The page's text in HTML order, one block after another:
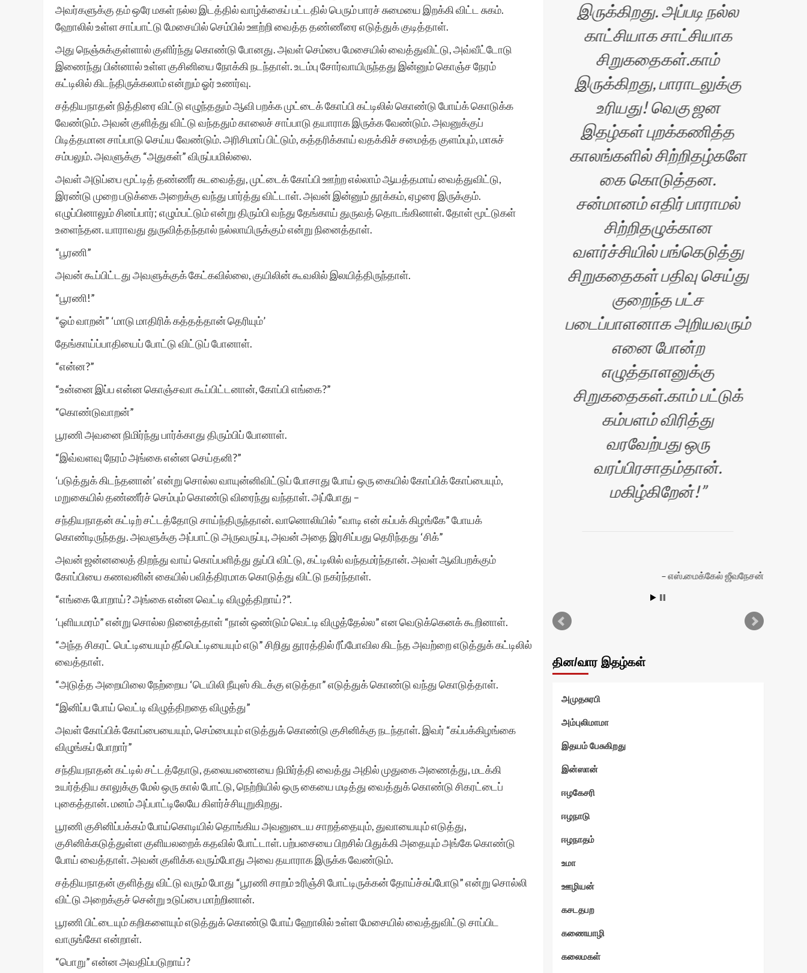
அவர்களுக்கு தம் ஒரே மகள் நல்ல இடத்தில் வாழ்க்கைப் பட்டதில் பெரும் பாரச் சுமையை இறக்கி விட்ட சுகம்.
ஹோலில் உள்ள சாப்பாட்டு மேசையில் செம்பில் ஊற்றி வைத்த தண்ணீரை எடுத்துக் குடித்தாள்.
அது நெஞ்சுக்குள்ளால் குளிர்ந்து கொண்டு போனது. அவள் செம்பை மேசையில் வைத்துவிட்டு, அவ்வீட்டோடு
இணைந்து பின்னால் உள்ள குசினியை நோக்கி நடந்தாள். உடம்பு சோர்வாயிருந்தது இன்னும் கொஞ்ச நேரம்
கட்டிலில் கிடந்திருக்கலாம் என்றும் ஓர் உணர்வு.
சத்தியநாதன் நித்திரை விட்டு எழுந்ததும் ஆவி பறக்க முட்டைக் கோப்பி கட்டிலில் கொண்டு போய்க் கொடுக்க
வேண்டும். அவன் குளித்து விட்டு வந்ததும் காலைச் சாப்பாடு தயாராக இருக்க வேண்டும். அவனுக்குப்
பிடித்தமான சாப்பாடு செய்ய வேண்டும். அரிசிமாப் பிட்டும், கத்தரிக்காய் வதக்கிச் சமைத்த குளம்பும், மாசுச்
சம்பலும். அவளுக்கு “அதுகள்” விருப்பமில்லை.
அவள் அடுப்பை மூட்டித் தண்ணீர் சுடவைத்து, முட்டைக் கோப்பி ஊற்ற எல்லாம் ஆயத்தமாய் வைத்துவிட்டு,
இரண்டு முறை படுக்கை அறைக்கு வந்து பார்த்து விட்டாள். அவன் இன்னும் தூக்கம், ஏழரை இருக்கும்.
எழுப்பினாலும் சினப்பார்; எழும்பட்டும் என்று திரும்பி வந்து தேங்காய் துருவத் தொடங்கினாள். தோள் மூட்டுகள்
உளைந்தன. யாராவது துருவித்தந்தால் நல்லாயிருக்கும் என்று நினைத்தாள்.
“பூரணி”
அவன் கூப்பிட்டது அவளுக்குக் கேட்கவில்லை, குயிலின் கூவலில் இலயித்திருந்தாள்.
“பூரணி!”
“ஓம் வாறன்” ‘மாடு மாதிரிக் கத்தத்தான் தெரியும்’
தேங்காய்ப்பாதியைப் போட்டு விட்டுப் போனாள்.
“என்ன?”
“உன்னை இப்ப என்ன கொஞ்சவா கூப்பிட்டனான், கோப்பி எங்கை?”
“கொண்டுவாறன்”
பூரணி அவனை நிமிர்ந்து பார்க்காது திரும்பிப் போனாள்.
“இவ்வளவு நேரம் அங்கை என்ன செய்தனி?”
‘படுத்துக் கிடந்தனான்’ என்று சொல்ல வாயுன்னிவிட்டுப் போசாது போய் ஒரு கையில் கோப்பிக் கோப்பையும்,
மறுகையில் தண்ணீர்ச் செம்பும் கொண்டு விரைந்து வந்தாள். அப்போது –
சந்தியநாதன் கட்டிற் சட்டத்தோடு சாய்ந்திருந்தான். வானொலியில் “வாடி என் கப்பக் கிழங்கே” போயக்
கொண்டிருந்தது. அவளுக்கு அப்பாட்டு அருவருப்பு, அவன் அதை இரசிப்பது தெரிந்தது ‘சிக்”
அவன் ஜன்னலைத் திறந்து வாய் கொப்பளித்து துப்பி விட்டு, கட்டிலில் வந்தமர்ந்தான். அவள் ஆவிபறக்கும்
கோப்பியை கணவனின் கையில் பவித்திரமாக கொடுத்து விட்டு நகர்ந்தாள்.
“எங்கை போறாய்? அங்கை என்ன வெட்டி விழுத்திறாய்?”.
‘புளியமரம்” என்று சொல்ல நினைத்தாள் “நான் ஒண்டும் வெட்டி விழுத்தேல்ல” என வெடுக்கெனக் கூறினாள்.
“அந்த சிகரட் பெட்டியையும் தீப்பெட்டியையும் எடு” சிறிது தூரத்தில் ரீப்போவில கிடந்த அவற்றை எடுத்துக் கட்டிலில்
வைத்தாள்.
“அடுத்த அறையிலை நேற்றைய ‘டெயிலி நீயுஸ் கிடக்கு எடுத்தா” எடுத்துக் கொண்டு வந்து கொடுத்தாள்.
“இனிப்ப போய் வெட்டி விழுத்திறதை விழுத்து”
அவள் கோப்பிக் கோப்பையையும், செம்பையும் எடுத்துக் கொண்டு குசினிக்கு நடந்தாள். இவர் “கப்பக்கிழங்கை
விழுங்கப் போறார்”
சந்தியநாதன் கட்டில் சட்டத்தோடு, தலையணையை நிமிர்த்தி வைத்து அதில் முதுகை அணைத்து, மடக்கி
உயர்த்திய காலுக்கு மேல் ஒரு கால் போட்டு, நெற்றியில் ஒரு கையை மடித்து வைத்துக் கொண்டு சிகரட்டைப்
புகைத்தான். மனம் அப்பாட்டிலேயே கிளர்ச்சியுறுகிறது.
பூரணி குசினிப்பக்கம் போய்கொடியில் தொங்கிய அவனுடைய சாறத்தையும், துவாயையும் எடுத்து,
குசினிக்கடுத்துள்ள குளியலறைக் கதவில் போட்டாள். பற்பசையை பிறசில் பிதுக்கி அதையும் அங்கே கொண்டு
போய் வைத்தாள். அவன் குளிக்க வரும்போது அவை தயாராக இருக்க வேண்டும்.
சத்தியநாதன் குளித்து விட்டு வரும் போது “பூரணி சாறம் உரிஞ்சி போட்டிருக்கன் தோய்ச்சுப்போடு” என்று சொல்லி
விட்டு அறைக்குச் சென்று உடுப்பை மாற்றினான்.
பூரணி பிட்டையும் கறிகளையும் எடுத்துக் கொண்டு போய் ஹோலில் உள்ள மேசையில் வைத்துவிட்டு சாப்பிட
வாருங்கோ என்றாள்.
“பொறு” என்ன அவதிப்படுறாய்?
ஐ.ஆர்.கரோலின்
இருக்கிறது. அப்படி நல்ல
காட்சியாக சாட்சியாக
சிறுகதைகள்.காம்
இருக்கிறது, பாராடலுக்கு
உரியது! வெகு ஜன
இதழ்கள் புறக்கணித்த
காலங்களில் சிற்றிதழ்களே
கை கொடுத்தன.
சன்மானம் எதிர் பாராமல்
சிற்றிதழுக்கான
வளர்ச்சியில் பங்கெடுத்து
சிறுகதைகள் பதிவு செய்து
குறைந்த பட்ச
படைப்பாளனாக அறியவரும்
எனை போன்ற
எழுத்தாளனுக்கு
சிறுகதைகள்.காம் பட்டுக்
கம்பளம் விரித்து
வரவேற்பது ஒரு
வரப்பிரசாதம்தான்.
மகிழ்கிறேன்!
எஸ்.மைக்கேல் ஜீவநேசன்
தின/வார இதழ்கள்
அமுதசுரபி
அம்புலிமாமா
இதயம் பேசுகிறது
இன்ஸான்
ஈழகேசரி
ஈழநாடு
ஈழநாதம்
உமா
ஊழியன்
கசடதபற
கணையாழி
கலைமகள்